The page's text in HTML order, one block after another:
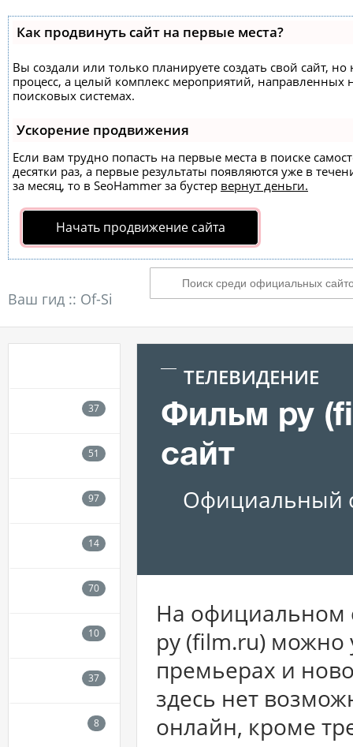
Как продвинуть сайт на первые места?
Вы создали или только планируете создать свой сайт,
процесс, а целый комплекс мероприятий,
поисковых системах.
Ускорение продвижения
Если вам трудно попасть на первые места в поиске
десятки раз, а первые результаты появляются уже в
за месяц, то в SeoHammer за бустер вернут деньги.
Начать продвижение сайта
Ваш гид :: Of-Si
ТЕЛЕВИДЕНИЕ
Фильм ру
сайт
Официальный
На официальном
ру (film.ru) можно
премьерах и
здесь нет
онлайн, кроме